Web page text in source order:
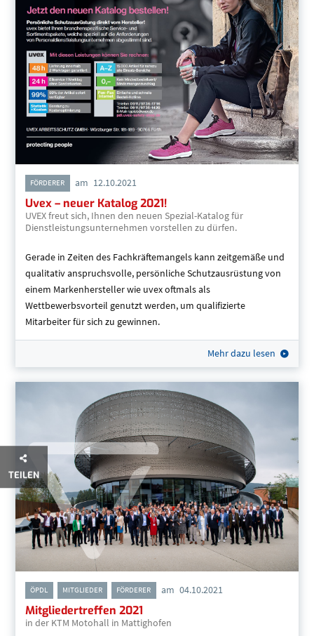
FÖRDERER am 12.10.2021
Uvex – neuer Katalog 2021!
UVEX freut sich, Ihnen den neuen Spezial-Katalog für
Dienstleistungsunternehmen vorstellen zu dürfen.
Gerade in Zeiten des Fachkräftemangels kann zeitgemäße und
qualitativ anspruchsvolle, persönliche Schutzausrüstung von
einem Markenhersteller wie uvex oftmals als
Wettbewerbsvorteil genutzt werden, um qualifizierte
Mitarbeiter für sich zu gewinnen.
Mehr dazu lesen
ÖPDL MITGLIEDER FÖRDERER am 04.10.2021
Mitgliedertreffen 2021
in der KTM Motohall in Mattighofen
TEILEN